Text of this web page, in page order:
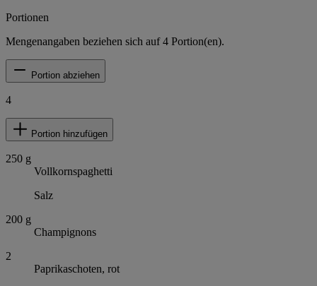
Portionen
Mengenangaben beziehen sich auf4 Portion(en).
Portion abziehen
4
Portion hinzufügen
250 g
Vollkornspaghetti
Salz
200 g
Champignons
2
Paprikaschoten, rot